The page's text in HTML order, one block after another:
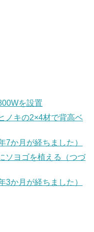
を設置
ノキの2×4材で背高ベ
7か月が経ちました）
ソヨゴを植える（つづ
3か月が経ちました）